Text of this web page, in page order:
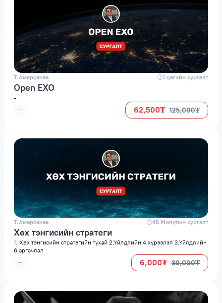
Т.Амарсанаа 1 цагийн сургалт
Open EXO
-
62,500₮ 125,000₮
Т.Амарсанаа 45 Минутын сургалт
Хөх тэнгисийн стратеги
1. Хөх тэнгисийн стратегийн тухай 2.Үйлдлийн 4 хүрээлэл 3.Үйлдлийн
6 аргачлал
6,000₮ 30,000₮